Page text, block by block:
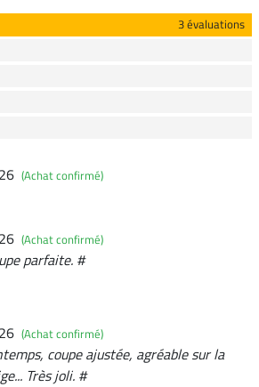
3 évaluations
(Achat confirmé)
(Achat confirmé)
parfaite. #
(Achat confirmé)
coupe ajustée, agréable sur la
Très joli. #